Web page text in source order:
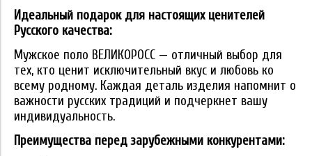
Идеальный подарок для настоящих ценителей
Русского качества:
Мужское поло ВЕЛИКОРОСС — отличный выбор для
тех, кто ценит исключительный вкус и любовь ко
всему родному. Каждая деталь изделия напомнит о
важности русских традиций и подчеркнет вашу
индивидуальность.
Преимущества перед зарубежными конкурентами: